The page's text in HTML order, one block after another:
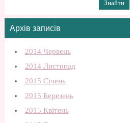
Архів записів
2014 Червень
2014 Листопад
2015 Січень
2015 Березень
2015 Квітень